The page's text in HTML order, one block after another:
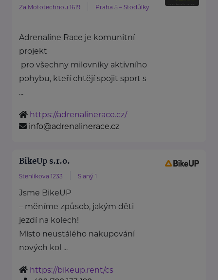
Za Mototechnou 1619 Praha 5 – Stodůlky
Adrenaline Race je komunitní
projekt
pro všechny milovníky aktivního
pohybu, kteří chtějí spojit sport s
...
https://adrenalinerace.cz/
info@adrenalinerace.cz
BikeUp s.r.o.
Stehlíkova 1233 Slaný 1
Jsme BikeUP
– měníme způsob, jakým děti
jezdí na kolech!
Místo neustálého nakupování
nových kol ...
https://bikeup.rent/cs